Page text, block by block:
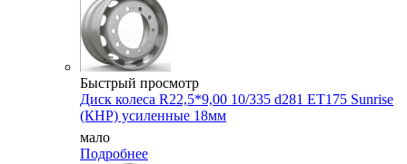
Быстрый просмотр
Диск колеса R22,5*9,00 10/335 d281 ET175 Sunrise
(КНР) усиленные 18мм
мало
Подробнее